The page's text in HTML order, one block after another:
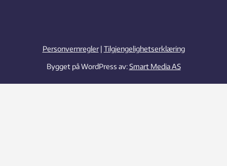
Personvernregler | Tilgjengelighetserklæring
Bygget på WordPress av:Smart Media AS